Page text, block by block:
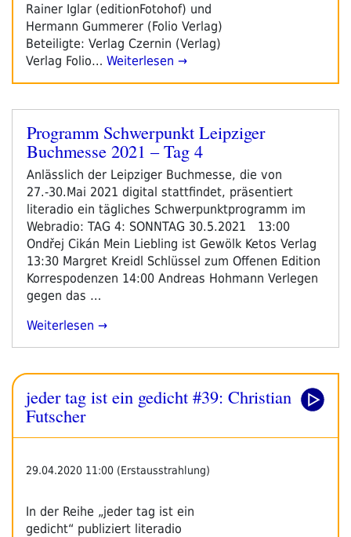
Rainer Iglar (editionFotohof) und
Hermann Gummerer (Folio Verlag)
Beteiligte: Verlag Czernin (Verlag)
Verlag Folio… Weiterlesen →
Veröffentlicht
am
Programm Schwerpunkt Leipziger
Buchmesse 2021 – Tag 4
Anlässlich der Leipziger Buchmesse, die von
27.-30.Mai 2021 digital stattfindet, präsentiert
literadio ein tägliches Schwerpunktprogramm im
Webradio: TAG 4: SONNTAG 30.5.2021 13:00
Ondřej Cikán Mein Liebling ist Gewölk Ketos Verlag
13:30 Margret Kreidl Schlüssel zum Offenen Edition
Korrespodenzen 14:00 Andreas Hohmann Verlegen
gegen das …
„Programm
Buchmesse
2021
–
Weiterlesen
jeder tag ist ein gedicht #39: Christian
Futscher
29.04.2020 11:00 (Erstausstrahlung)
In der Reihe „jeder tag ist ein
gedicht“ publiziert literadio